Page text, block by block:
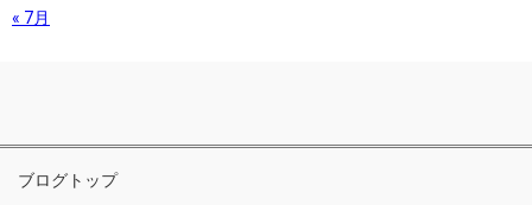
« 7月
ブログトップ